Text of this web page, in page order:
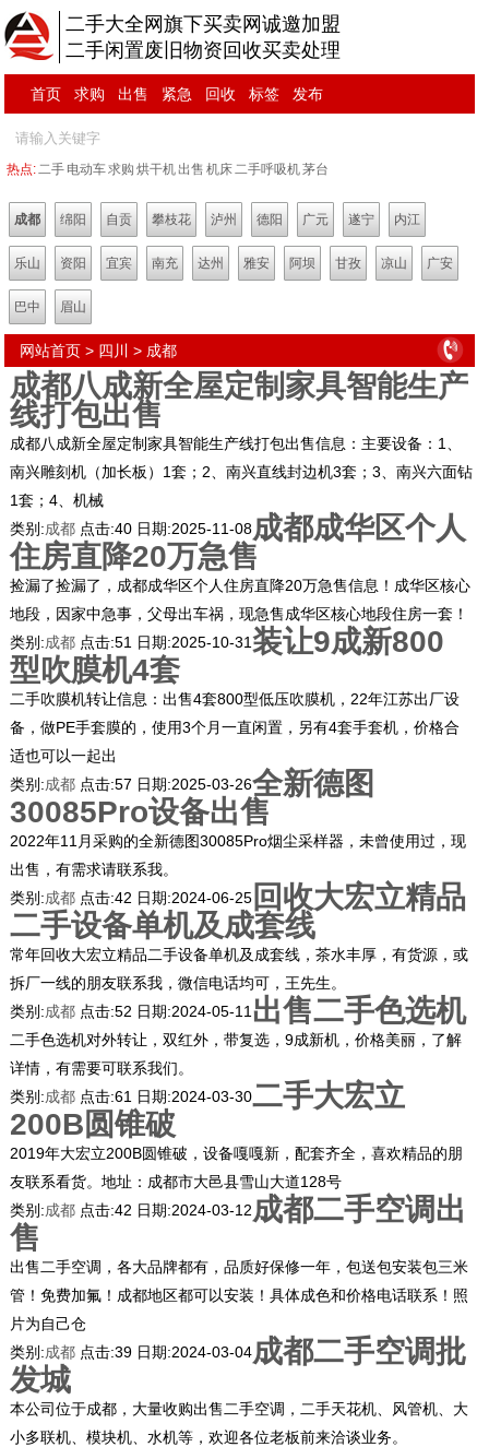
二手大全网旗下买卖网诚邀加盟
二手闲置废旧物资回收买卖处理
首页 求购 出售 紧急 回收 标签 发布
热点:二手 电动车求购 烘干机出售 机床二手呼吸机茅台
成都 绵阳 自贡 攀枝花 泸州 德阳 广元 遂宁 内江
乐山 资阳 宜宾 南充 达州 雅安 阿坝 甘孜 凉山 广安
巴中 眉山
网站首页 > 四川 > 成都
成都八成新全屋定制家具智能生产
线打包出售
成都八成新全屋定制家具智能生产线打包出售信息：主要设备：1、
南兴雕刻机（加长板）1套；2、南兴直线封边机3套；3、南兴六面钻
1套；4、机械
类别:成都 点击:40 日期:2025-11-08成都成华区个人
住房直降20万急售
捡漏了捡漏了，成都成华区个人住房直降20万急售信息！成华区核心
地段，因家中急事，父母出车祸，现急售成华区核心地段住房一套！
类别:成都 点击:51 日期:2025-10-31装让9成新800
型吹膜机4套
二手吹膜机转让信息：出售4套800型低压吹膜机，22年江苏出厂设
备，做PE手套膜的，使用3个月一直闲置，另有4套手套机，价格合
适也可以一起出
类别:成都 点击:57 日期:2025-03-26全新德图
30085Pro设备出售
2022年11月采购的全新德图30085Pro烟尘采样器，未曾使用过，现
出售，有需求请联系我。
类别:成都 点击:42 日期:2024-06-25 回收大宏立精品
二手设备单机及成套线
常年回收大宏立精品二手设备单机及成套线，茶水丰厚，有货源，或
拆厂一线的朋友联系我，微信电话均可，王先生。
类别:成都 点击:52 日期:2024-05-11 出售二手色选机
二手色选机对外转让，双红外，带复选，9成新机，价格美丽，了解
详情，有需要可联系我们。
类别:成都 点击:61 日期:2024-03-30二手大宏立
200B圆锥破
2019年大宏立200B圆锥破，设备嘎嘎新，配套齐全，喜欢精品的朋
友联系看货。地址：成都市大邑县雪山大道128号
类别:成都 点击:42 日期:2024-03-12成都二手空调出
售
出售二手空调，各大品牌都有，品质好保修一年，包送包安装包三米
管！免费加氟！成都地区都可以安装！具体成色和价格电话联系！照
片为自己仓
类别:成都 点击:39 日期:2024-03-04成都二手空调批
发城
本公司位于成都，大量收购出售二手空调，二手天花机、风管机、大
小多联机、模块机、水机等，欢迎各位老板前来洽谈业务。